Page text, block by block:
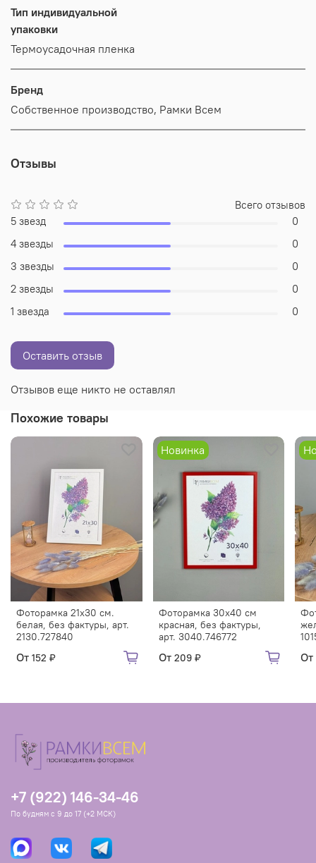
Тип индивидуальной
упаковки
Термоусадочная пленка
Бренд
Собственное производство, Рамки Всем
Отзывы
Отзывов еще никто не оставлял
Всего отзывов
5 звезд
0
4 звезды
0
3 звезды
0
2 звезды
0
1 звезда
0
Оставить отзыв
Похожие товары
Фоторамка 21х30 см.
белая, без фактуры, арт.
2130.727840
От 152 ₽
Новинка
Фоторамка 30х40 см
красная, без фактуры,
арт. 3040.746772
От 209 ₽ От
+7 (922) 146-34-46
По будням с 9 до 17 (+2 МСК)